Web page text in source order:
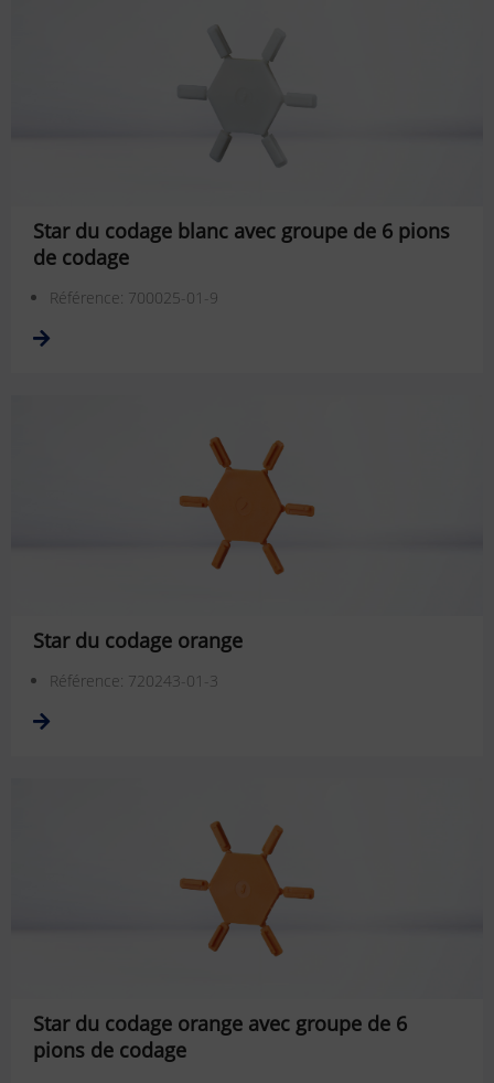
Star du codage blanc avec groupe de 6 pions
de codage
Référence: 700025-01-9
Star du codage orange
Référence: 720243-01-3
Star du codage orange avec groupe de 6
pions de codage